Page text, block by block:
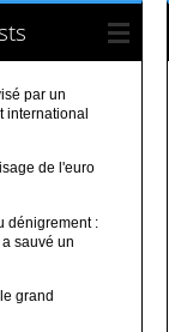
par un
international
de l'euro
dénigrement :
sauvé un
grand